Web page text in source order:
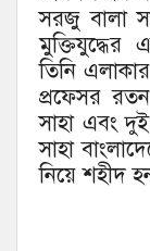
সরজু বালা
তিনি
প্রফেসর
সাহা এবং
সাহা
নিয়ে শহীদ